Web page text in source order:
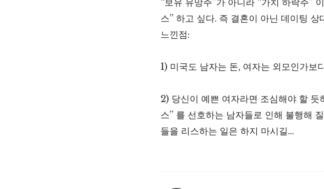
“보유 유망주”가 아니라 “가치 하락주”
스” 하고 싶다. 즉 결혼이 아닌 데이팅 상
느낀점:
1) 미국도 남자는 돈, 여자는 외모인가보
2) 당신이 예쁜 여자라면 조심해야 할 듯
스” 를 선호하는 남자들로 인해 불행해
들을 리스하는 일은 하지 마시길…